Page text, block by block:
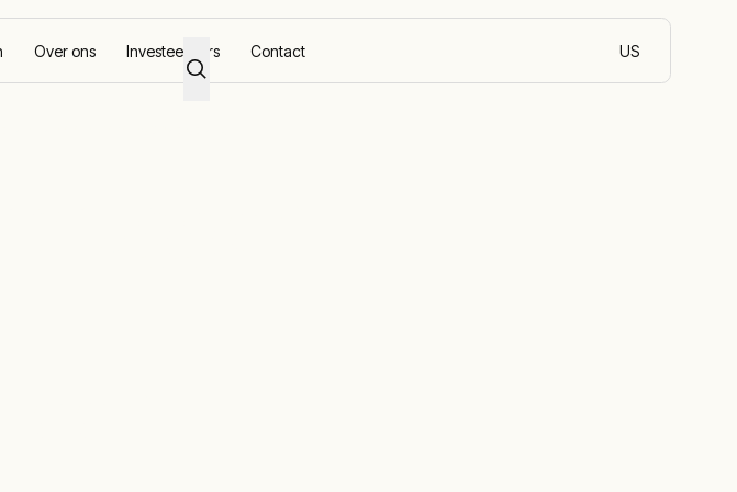
Over ons Investeerders Contact US
Nederlands